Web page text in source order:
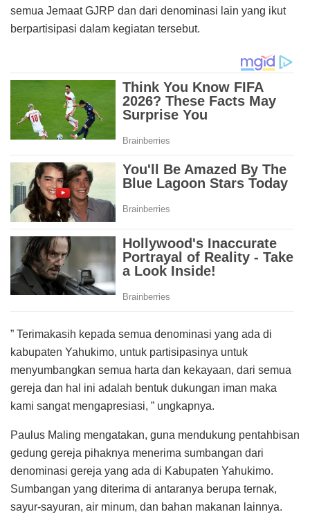
semua Jemaat GJRP dan dari denominasi lain yang ikut
berpartisipasi dalam kegiatan tersebut.
” Terimakasih kepada semua denominasi yang ada di
kabupaten Yahukimo, untuk partisipasinya untuk
menyumbangkan semua harta dan kekayaan, dari semua
gereja dan hal ini adalah bentuk dukungan iman maka
kami sangat mengapresiasi, ” ungkapnya.
Paulus Maling mengatakan, guna mendukung pentahbisan
gedung gereja pihaknya menerima sumbangan dari
denominasi gereja yang ada di Kabupaten Yahukimo.
Sumbangan yang diterima di antaranya berupa ternak,
sayur-sayuran, air minum, dan bahan makanan lainnya.